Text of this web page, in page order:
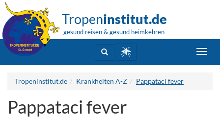
Tropeninstitut.de
gesund reisen & gesund heimkehren
Tropeninstitut.de Krankheiten A-Z Pappataci fever
Pappataci fever